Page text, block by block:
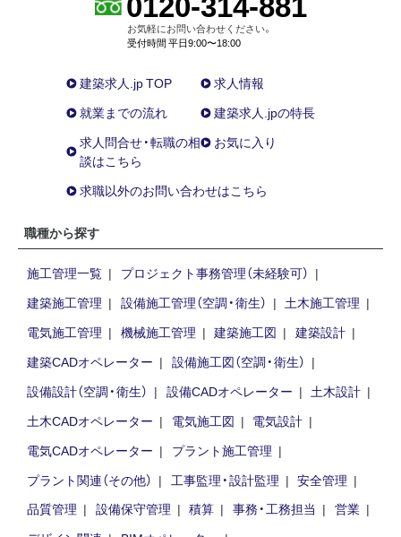
0120-314-881
お気軽にお問い合わせください。
受付時間 平日9:00〜18:00
建築求人.jp TOP
求人情報
就業までの流れ
建築求人.jpの特長
求人問合せ・転職の相
談はこちら
お気に入り
求職以外のお問い合わせはこちら
職種から探す
施工管理一覧
プロジェクト事務管理（未経験可）
建築施工管理
設備施工管理（空調・衛生）
土木施工管理
電気施工管理
機械施工管理 建築施工図
建築設計
建築CADオペレーター
設備施工図（空調・衛生）
設備設計（空調・衛生）
設備CADオペレーター
土木設計
土木CADオペレーター
電気施工図
電気設計
電気CADオペレーター
プラント施工管理
プラント関連（その他）
工事監理・設計監理
安全管理
品質管理
設備保守管理 積算 事務・工務担当
営業